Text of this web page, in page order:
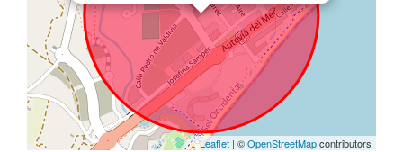
Leaflet | ©OpenStreetMapcontributors